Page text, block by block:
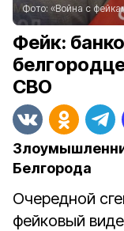
Фото: «Война с
Фейк:
СВО
Белгорода
Очередной
фейковый